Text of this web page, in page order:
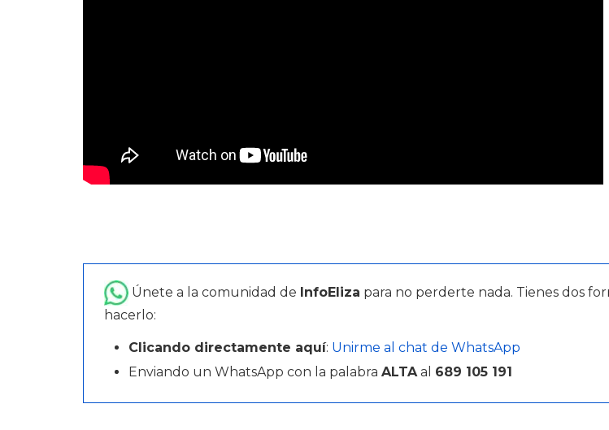
Únete a la comunidad de InfoEliza para no perderte nada. Tienes dos
hacerlo:
Clicando directamente aquí: Unirme al chat de WhatsApp
Enviando un WhatsApp con la palabra ALTAal 689 105 191